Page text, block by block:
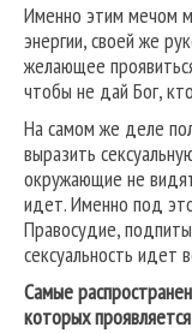
Именно этим мечом
энергии, своей же
желающее
чтобы не дай Бог,
На самом же деле
выразить
окружающие не
идет. Именно под
Правосудие,
сексуальность идет
Самые
которых